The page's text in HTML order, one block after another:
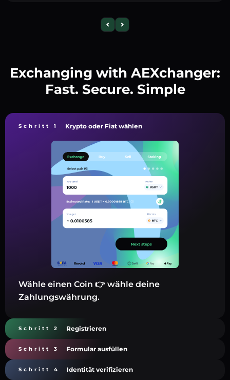
Exchanging with AEXchanger:
Fast. Secure. Simple
Schritt 1 Krypto oder Fiat wählen
Wähle einen Coin 👉 wähle deine
Zahlungswährung.
Schritt 2 Registrieren
Schritt 3 Formular ausfüllen
Schritt 4 Identität verifizieren